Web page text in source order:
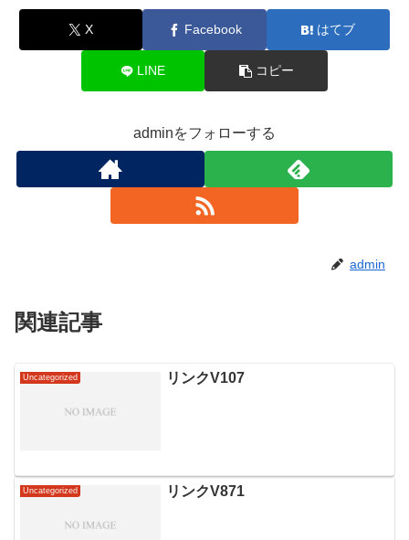
X Facebook はてブ
LINE コピー
adminをフォローする
admin
関連記事
Uncategorized リンクV107
Uncategorized リンクV871